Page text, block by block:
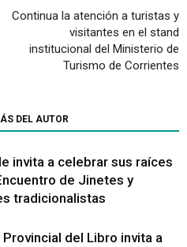
Continua la atención a turistas y
visitantes en el stand
institucional del Ministerio de
Turismo de Corrientes
DEL AUTOR
invita a celebrar sus raíces
de Jinetes y
tradicionalistas
Provincial del Libro invita a